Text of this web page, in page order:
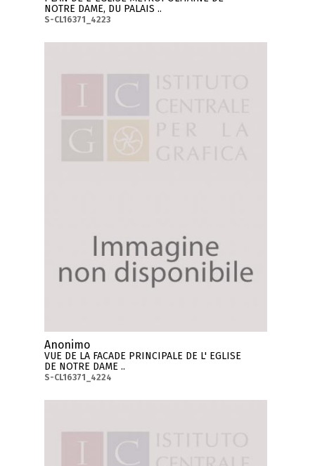
NOTRE DAME, DU PALAIS ..
S-CL16371_4223
Anonimo
VUE DE LA FACADE PRINCIPALE DE L' EGLISE
DE NOTRE DAME ..
S-CL16371_4224